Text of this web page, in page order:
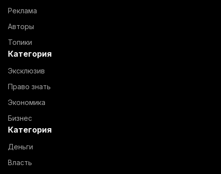
Реклама
Авторы
Топики
Категория
Эксклюзив
Право знать
Экономика
Бизнес
Категория
Деньги
Власть